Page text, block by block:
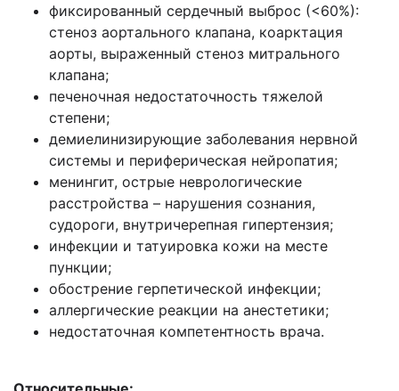
фиксированный сердечный выброс (<60%):
стеноз аортального клапана, коарктация
аорты, выраженный стеноз митрального
клапана;
печеночная недостаточность тяжелой
степени;
демиелинизирующие заболевания нервной
системы и периферическая нейропатия;
менингит, острые неврологические
расстройства – нарушения сознания,
судороги, внутричерепная гипертензия;
инфекции и татуировка кожи на месте
пункции;
обострение герпетической инфекции;
аллергические реакции на анестетики;
недостаточная компетентность врача.